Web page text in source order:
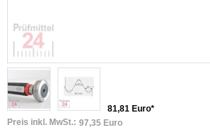
81,81 Euro*
Preis inkl. MwSt.: 97,35 Euro